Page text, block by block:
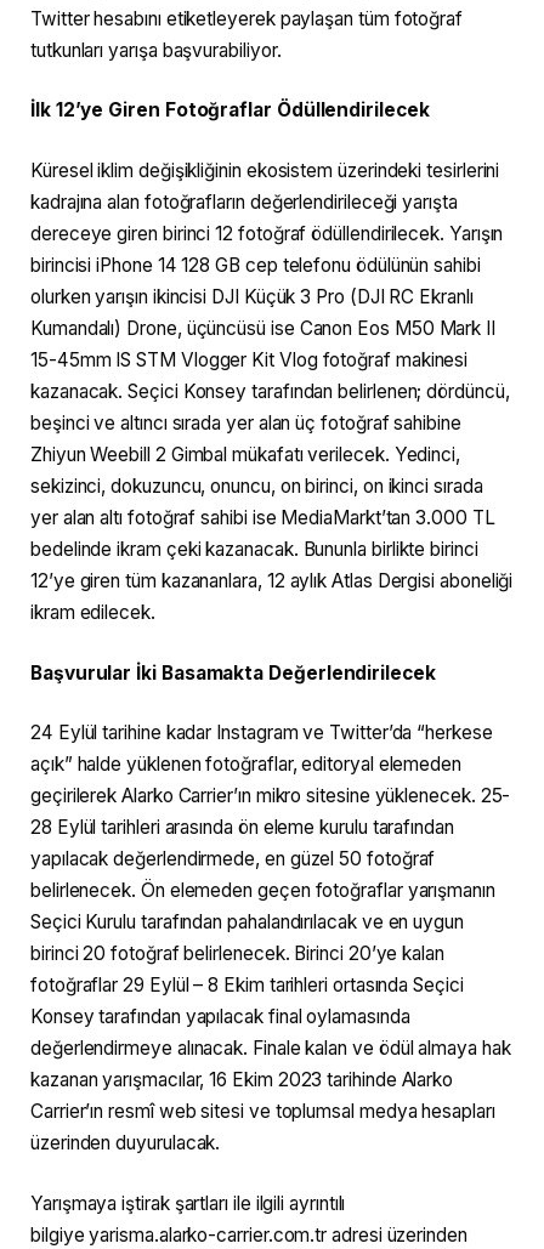
Twitter hesabını etiketleyerek paylaşan tüm fotoğraf
tutkunları yarışa başvurabiliyor.
İlk 12’ye Giren Fotoğraflar Ödüllendirilecek
Küresel iklim değişikliğinin ekosistem üzerindeki tesirlerini
kadrajına alan fotoğrafların değerlendirileceği yarışta
dereceye giren birinci 12 fotoğraf ödüllendirilecek. Yarışın
birincisi iPhone 14 128 GB cep telefonu ödülünün sahibi
olurken yarışın ikincisi DJI Küçük 3 Pro (DJI RC Ekranlı
Kumandalı) Drone, üçüncüsü ise Canon Eos M50 Mark II
15-45mm IS STM Vlogger Kit Vlog fotoğraf makinesi
kazanacak. Seçici Konsey tarafından belirlenen; dördüncü,
beşinci ve altıncı sırada yer alan üç fotoğraf sahibine
Zhiyun Weebill 2 Gimbal mükafatı verilecek. Yedinci,
sekizinci, dokuzuncu, onuncu, on birinci, on ikinci sırada
yer alan altı fotoğraf sahibi ise MediaMarkt’tan 3.000 TL
bedelinde ikram çeki kazanacak. Bununla birlikte birinci
12’ye giren tüm kazananlara, 12 aylık Atlas Dergisi aboneliği
ikram edilecek.
Başvurular İki Basamakta Değerlendirilecek
24 Eylül tarihine kadar Instagram ve Twitter’da “herkese
açık” halde yüklenen fotoğraflar, editoryal elemeden
geçirilerek Alarko Carrier’ın mikro sitesine yüklenecek. 25-
28 Eylül tarihleri arasında ön eleme kurulu tarafından
yapılacak değerlendirmede, en güzel 50 fotoğraf
belirlenecek. Ön elemeden geçen fotoğraflar yarışmanın
Seçici Kurulu tarafından pahalandırılacak ve en uygun
birinci 20 fotoğraf belirlenecek. Birinci 20’ye kalan
fotoğraflar 29 Eylül – 8 Ekim tarihleri ortasında Seçici
Konsey tarafından yapılacak final oylamasında
değerlendirmeye alınacak. Finale kalan ve ödül almaya hak
kazanan yarışmacılar, 16 Ekim 2023 tarihinde Alarko
Carrier’ın resmî web sitesi ve toplumsal medya hesapları
üzerinden duyurulacak.
Yarışmaya iştirak şartları ile ilgili ayrıntılı
bilgiye yarisma.alarko-carrier.com.tr adresi üzerinden